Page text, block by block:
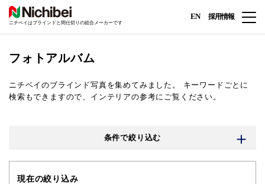
ニチベイはブラインドと間仕切りの総合メーカーです
EN 採用情報
フォトアルバム
ニチベイのブラインド写真を集めてみました。
キーワードごとに
検索もできますので、インテリアの参考にご覧ください。
条件で絞り込む
現在の絞り込み